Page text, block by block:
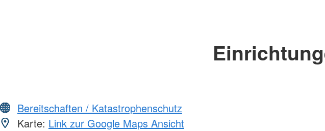
Bereitschaften / Katastrophenschutz
Karte: Link zur Google Maps Ansicht